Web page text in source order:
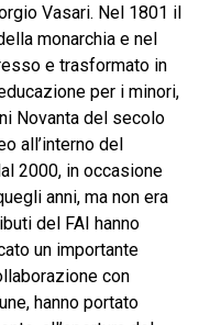
Vasari. Nel 1801 il
monarchia e nel
e trasformato in
per i minori,
Novanta del secolo
all’interno del
2000, in occasione
anni, ma non era
del FAI hanno
un importante
con
hanno portato